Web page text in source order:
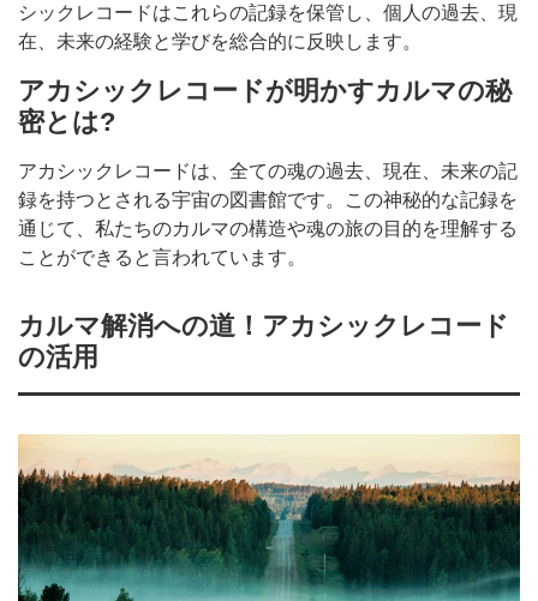
シックレコードはこれらの記録を保管し、個人の過去、現
在、未来の経験と学びを総合的に反映します。
アカシックレコードが明かすカルマの秘
密とは?
アカシックレコードは、全ての魂の過去、現在、未来の記
録を持つとされる宇宙の図書館です。この神秘的な記録を
通じて、私たちのカルマの構造や魂の旅の目的を理解する
ことができると言われています。
カルマ解消への道！アカシックレコード
の活用